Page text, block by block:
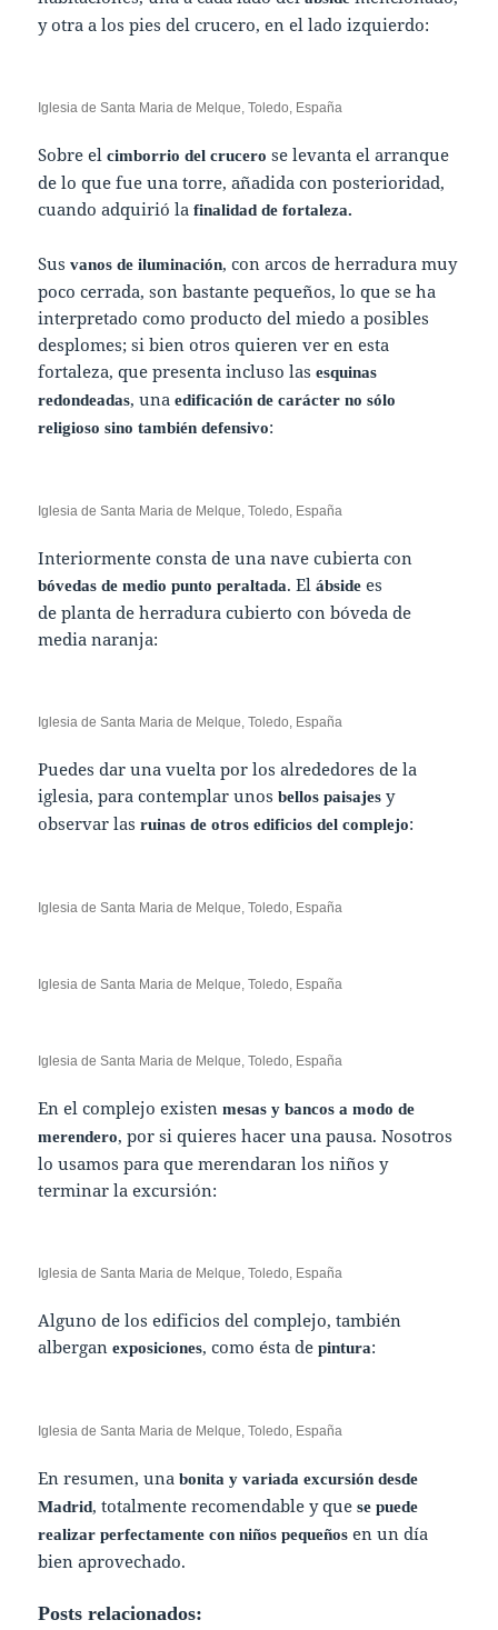
y otra a los pies del crucero, en el lado izquierdo:
Iglesia de Santa Maria de Melque, Toledo, España
Sobre elcimborrio del crucero se levanta el arranque
de lo que fue una torre, añadida con posterioridad,
cuando adquirió lafinalidad de fortaleza.
Susvanos de iluminación, con arcos de herradura muy
poco cerrada, son bastante pequeños, lo que se ha
interpretado como producto del miedo a posibles
desplomes; si bien otros quieren ver en esta
fortaleza, que presenta incluso lasesquinas
redondeadas, una edificación de carácter no sólo
religioso sino también defensivo:
Iglesia de Santa Maria de Melque, Toledo, España
Interiormente consta de una nave cubierta con
bóvedas de medio punto peraltada. Elábside es
de planta de herradura cubierto con bóveda de
media naranja:
Iglesia de Santa Maria de Melque, Toledo, España
Puedes dar una vuelta por los alrededores de la
iglesia, para contemplar unosbellos paisajesy
observar las ruinas de otros edificios del complejo:
Iglesia de Santa Maria de Melque, Toledo, España
Iglesia de Santa Maria de Melque, Toledo, España
Iglesia de Santa Maria de Melque, Toledo, España
En el complejo existenmesas y bancos a modo de
merendero, por si quieres hacer una pausa. Nosotros
lo usamos para que merendaran los niños y
terminar la excursión:
Iglesia de Santa Maria de Melque, Toledo, España
Alguno de los edificios del complejo, también
alberganexposiciones, como ésta depintura:
Iglesia de Santa Maria de Melque, Toledo, España
En resumen, una bonita y variada excursión desde
Madrid, totalmente recomendable y quese puede
realizar perfectamente con niños pequeños en un día
bien aprovechado.
Posts relacionados: